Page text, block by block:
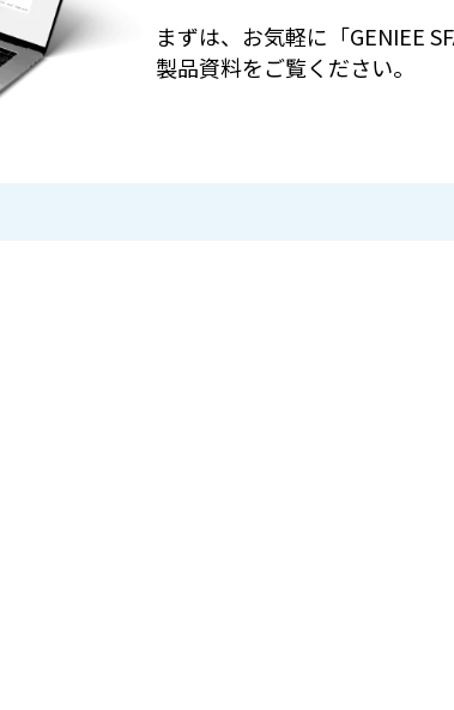
まずは、お気軽に「GENIEE
製品資料をご覧ください。